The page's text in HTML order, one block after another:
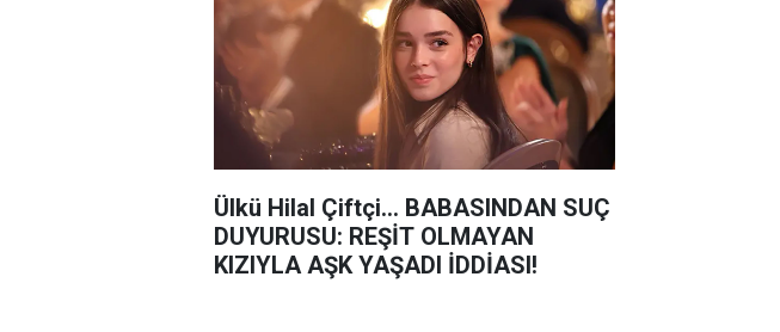
Ülkü Hilal Çiftçi... BABASINDAN SUÇ
DUYURUSU: REŞİT OLMAYAN
KIZIYLA AŞK YAŞADI İDDİASI!